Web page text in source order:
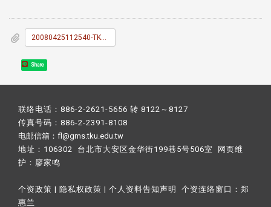
20080425112540-TKMexicoTripInvitation_5B1_5D.doc
Share
联络电话：886-2-2621-5656 转 8122～8127
传真号码：886-2-2391-8108
电邮信箱：fl@gms.tku.edu.tw
地址：106302 台北市大安区金华街199巷5号506室 网页维
护： 廖家鸣​
个资政策 | 隐私权政策 | 个人资料告知声明 个资连络窗口： 郑
惠兰